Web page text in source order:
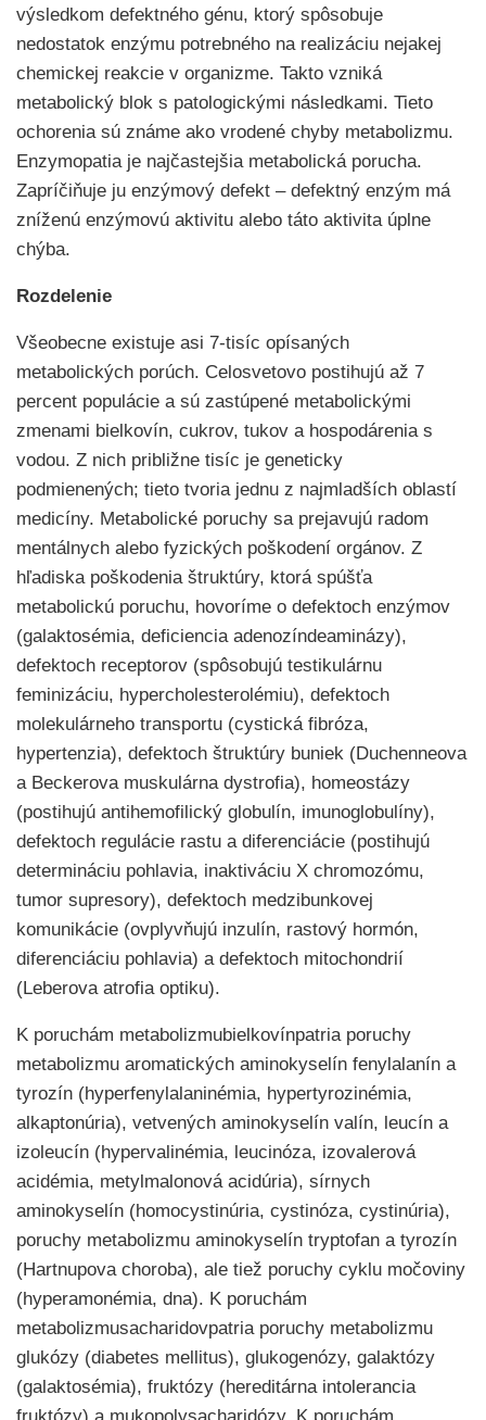
výsledkom defektného génu, ktorý spôsobuje
nedostatok enzýmu potrebného na realizáciu nejakej
chemickej reakcie v organizme. Takto vzniká
metabolický blok s patologickými následkami. Tieto
ochorenia sú známe ako vrodené chyby metabolizmu.
Enzymopatia je najčastejšia metabolická porucha.
Zapríčiňuje ju enzýmový defekt – defektný enzým má
zníženú enzýmovú aktivitu alebo táto aktivita úplne
chýba.
Rozdelenie
Všeobecne existuje asi 7-tisíc opísaných
metabolických porúch. Celosvetovo postihujú až 7
percent populácie a sú zastúpené metabolickými
zmenami bielkovín, cukrov, tukov a hospodárenia s
vodou. Z nich približne tisíc je geneticky
podmienených; tieto tvoria jednu z najmladších oblastí
medicíny. Metabolické poruchy sa prejavujú radom
mentálnych alebo fyzických poškodení orgánov. Z
hľadiska poškodenia štruktúry, ktorá spúšťa
metabolickú poruchu, hovoríme o defektoch enzýmov
(galaktosémia, deficiencia adenozíndeaminázy),
defektoch receptorov (spôsobujú testikulárnu
feminizáciu, hypercholesterolémiu), defektoch
molekulárneho transportu (cystická fibróza,
hypertenzia), defektoch štruktúry buniek (Duchenneova
a Beckerova muskulárna dystrofia), homeostázy
(postihujú antihemofilický globulín, imunoglobulíny),
defektoch regulácie rastu a diferenciácie (postihujú
determináciu pohlavia, inaktiváciu X chromozómu,
tumor supresory), defektoch medzibunkovej
komunikácie (ovplyvňujú inzulín, rastový hormón,
diferenciáciu pohlavia) a defektoch mitochondrií
(Leberova atrofia optiku).
K poruchám metabolizmubielkovínpatria poruchy
metabolizmu aromatických aminokyselín fenylalanín a
tyrozín (hyperfenylalaninémia, hypertyrozinémia,
alkaptonúria), vetvených aminokyselín valín, leucín a
izoleucín (hypervalinémia, leucinóza, izovalerová
acidémia, metylmalonová acidúria), sírnych
aminokyselín (homocystinúria, cystinóza, cystinúria),
poruchy metabolizmu aminokyselín tryptofan a tyrozín
(Hartnupova choroba), ale tiež poruchy cyklu močoviny
(hyperamonémia, dna). K poruchám
metabolizmusacharidovpatria poruchy metabolizmu
glukózy (diabetes mellitus), glukogenózy, galaktózy
(galaktosémia), fruktózy (hereditárna intolerancia